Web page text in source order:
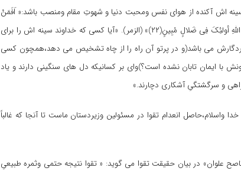
اش آکنده از هوای نفس ومحبت دنیا و شهوتِ مقام ومنصب باشد:« اَفَمَنْ
شَرَحَ اللهُ صَدْرَهُ لِلإِسْلامِ فَهُوَ عَلَی نُورٍ مِّنْ رَبِّهِ فَوَیْلٌ لِلْقَاسِیهِ قُلُوبُهُمْ مِّنْ ذِکْرِ اللهِ أولئِکَ فِی ضَلالٍ مُبِینٍ(۲۲)» (الزمر). «آیا کسی که خداوند سینه اش را برای
می باشد(و در پرتو آن راه را از چاه تشخیص می دهد،همچون کسی
با ایمان تابان نشده است؟)وای بر کسانیکه دل های سنگینی دارند و یاد
و سرگشتگیِ آشکاری دچارند.»
انعدام تقوا در مسئولین وزیردستان ماست تا آنجا که غالباً
ناصح علوان» در بیان حقیقت تقوا می گوید: « تقوا نتیجه حتمی وثمره طبیعیِ